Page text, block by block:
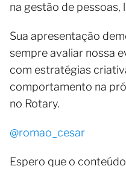
na gestão de pessoas,
Sua apresentação
sempre avaliar nossa
com estratégias
comportamento na
no Rotary.
@romao_cesar
Espero que o